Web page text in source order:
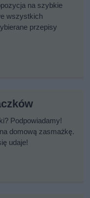
na szybkie
wszystkich
przepisy
Podpowiadamy!
domową zasmażkę.
udaje!